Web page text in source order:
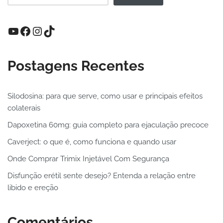
Postagens Recentes
Silodosina: para que serve, como usar e principais efeitos
colaterais
Dapoxetina 60mg: guia completo para ejaculação precoce
Caverject: o que é, como funciona e quando usar
Onde Comprar Trimix Injetável Com Segurança
Disfunção erétil sente desejo? Entenda a relação entre
libido e ereção